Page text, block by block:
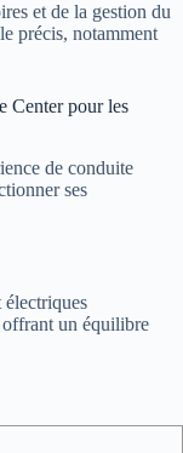
et de la gestion du
précis, notamment
Center pour les
de conduite
ses
électriques
un équilibre